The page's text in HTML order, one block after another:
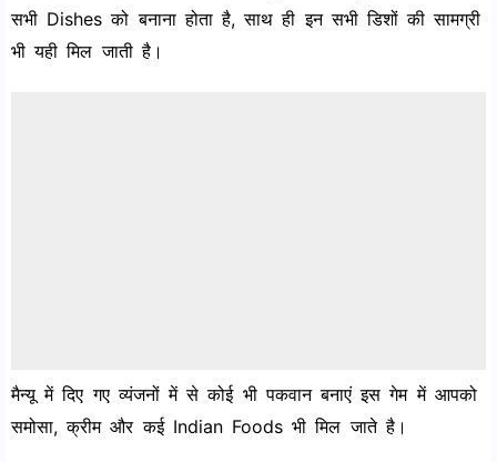
सभी Dishes को बनाना होता है, साथ ही इन सभी डिशों की सामग्री
भी यही मिल जाती है।
मैन्यू में दिए गए व्यंजनों में से कोई भी पकवान बनाएं इस गेम में आपको
समोसा, क्रीम और कई Indian Foods भी मिल जाते है।